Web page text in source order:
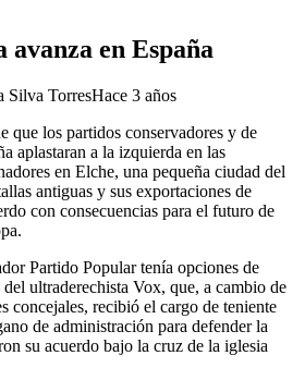
en España
Silva TorresHace 3 años
que los partidos conservadores y de
aplastaran a la izquierda en las
en Elche, una pequeña ciudad del
antiguas y sus exportaciones de
con consecuencias para el futuro de
Partido Popular tenía opciones de
del ultraderechista Vox, que, a cambio de
concejales, recibió el cargo de teniente
de administración para defender la
su acuerdo bajo la cruz de la iglesia